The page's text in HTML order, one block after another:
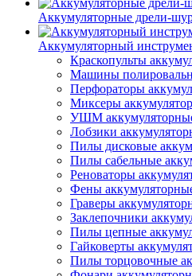
Аккумуляторные дрели-
Аккумуляторный
Краскопульты
Машины
Перфораторы
Миксеры
УШМ
Лобзики
Пилы дисковые
Пилы сабельные
Реноваторы
Фены
Граверы
Заклепочники
Пилы цепные
Гайковерты
Пилы торцовочные